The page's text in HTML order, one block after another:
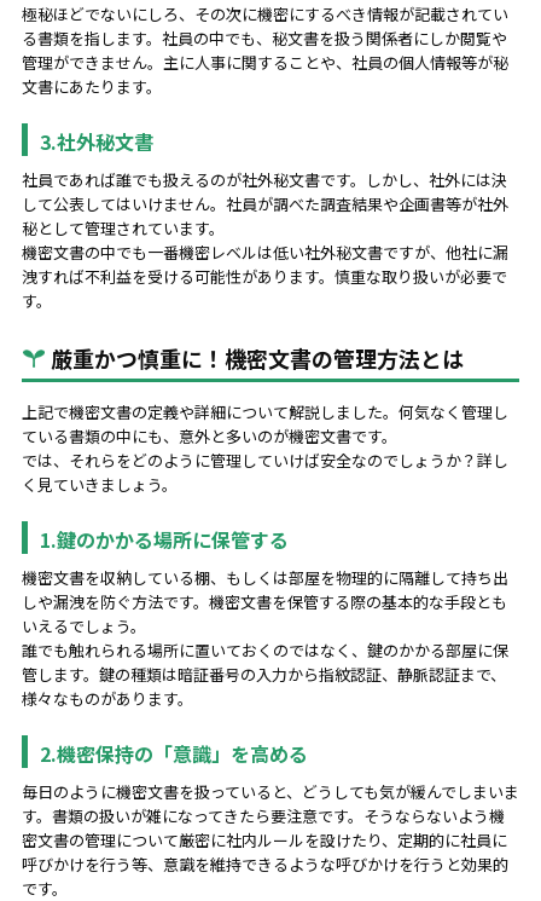
極秘ほどでないにしろ、その次に機密にするべき情報が記載されてい
る書類を指します。社員の中でも、秘文書を扱う関係者にしか閲覧や
管理ができません。主に人事に関することや、社員の個人情報等が秘
文書にあたります。
3.社外秘文書
社員であれば誰でも扱えるのが社外秘文書です。しかし、社外には決
して公表してはいけません。社員が調べた調査結果や企画書等が社外
秘として管理されています。
機密文書の中でも一番機密レベルは低い社外秘文書ですが、他社に漏
洩すれば不利益を受ける可能性があります。慎重な取り扱いが必要で
す。
厳重かつ慎重に！機密文書の管理方法とは
上記で機密文書の定義や詳細について解説しました。何気なく管理し
ている書類の中にも、意外と多いのが機密文書です。
では、それらをどのように管理していけば安全なのでしょうか？詳し
く見ていきましょう。
1.鍵のかかる場所に保管する
機密文書を収納している棚、もしくは部屋を物理的に隔離して持ち出
しや漏洩を防ぐ方法です。機密文書を保管する際の基本的な手段とも
いえるでしょう。
誰でも触れられる場所に置いておくのではなく、鍵のかかる部屋に保
管します。鍵の種類は暗証番号の入力から指紋認証、静脈認証まで、
様々なものがあります。
2.機密保持の「意識」を高める
毎日のように機密文書を扱っていると、どうしても気が緩んでしまいま
す。書類の扱いが雑になってきたら要注意です。そうならないよう機
密文書の管理について厳密に社内ルールを設けたり、定期的に社員に
呼びかけを行う等、意識を維持できるような呼びかけを行うと効果的
です。